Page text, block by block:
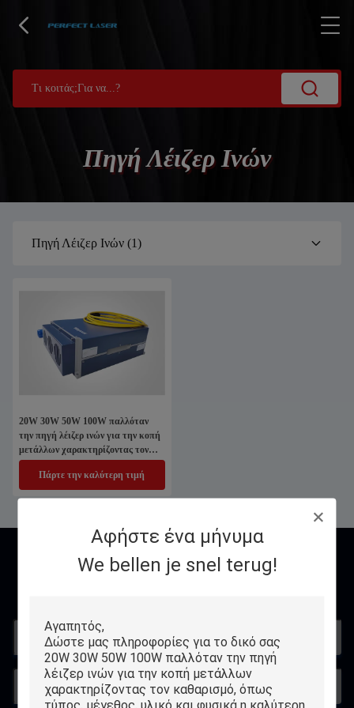
Αφήστε ένα μήνυμα
We bellen je snel terug!
Πηγή Λέιζερ Ινών
Πηγή Λέιζερ Ινών (1)
20W 30W 50W 100W παλλόταν
την πηγή λέιζερ ινών για την κοπή
μετάλλων χαρακτηρίζοντας τον
καθαρισμό
Πάρτε την καλύτερη τιμή
Επικοινωνία